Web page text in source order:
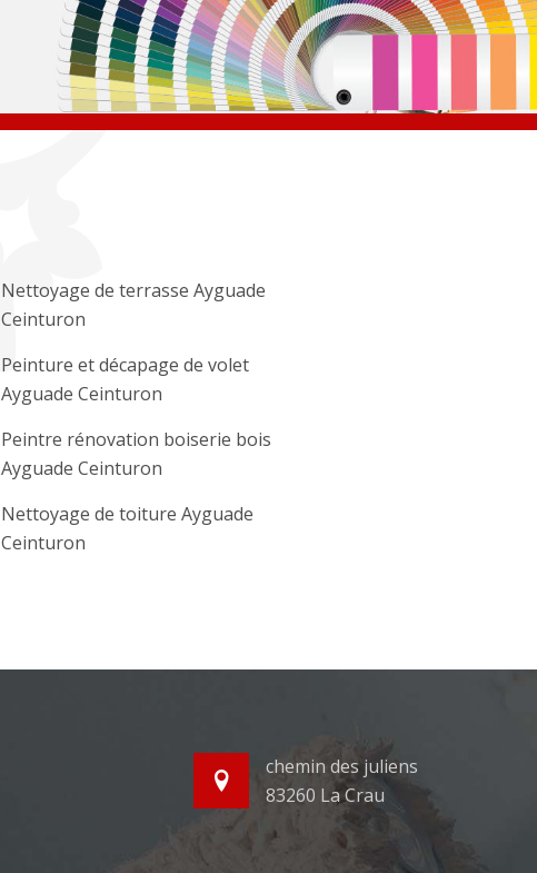
Nettoyage de terrasse Ayguade
Ceinturon
Peinture et décapage de volet
Ayguade Ceinturon
Peintre rénovation boiserie bois
Ayguade Ceinturon
Nettoyage de toiture Ayguade
Ceinturon
chemin des juliens
83260 La Crau